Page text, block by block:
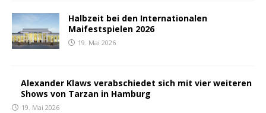
Halbzeit bei den Internationalen
Maifestspielen 2026
19. Mai 2026
Alexander Klaws verabschiedet sich mit vier weiteren
Shows von Tarzan in Hamburg
19. Mai 2026